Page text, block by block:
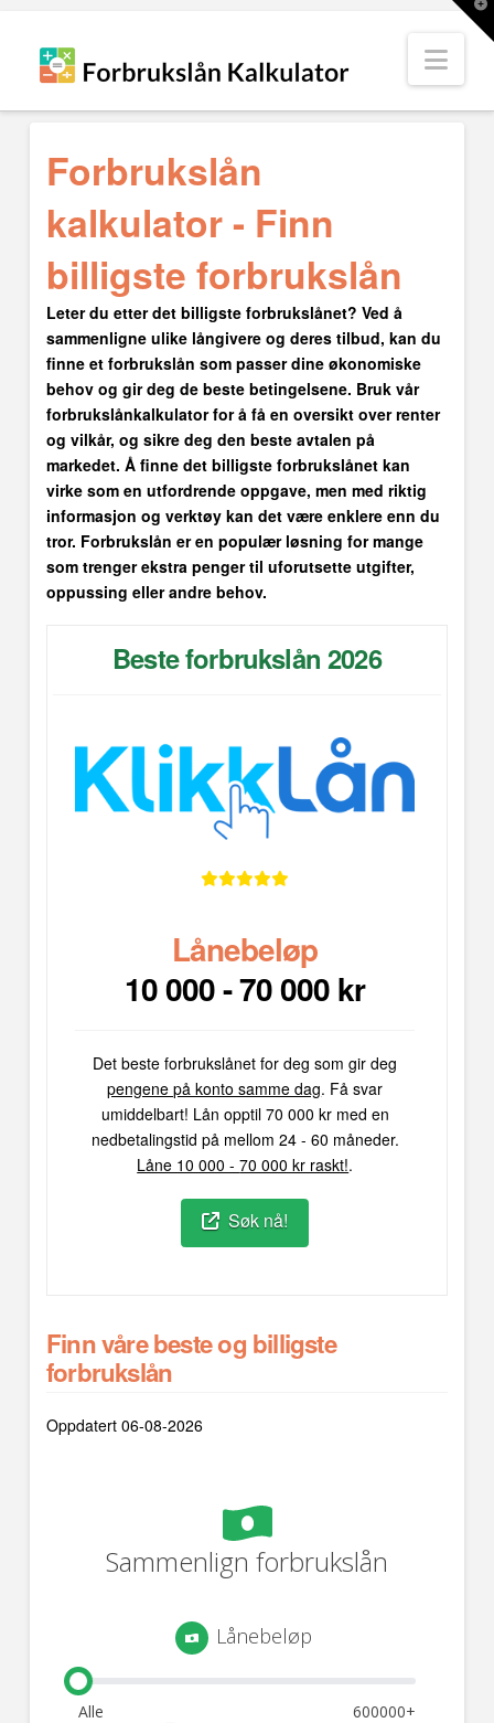
Forbrukslån
kalkulator - Finn
billigste forbrukslån
Leter du etter det billigste forbrukslånet? Ved å
sammenligne ulike långivere og deres tilbud, kan du
finne et forbrukslån som passer dine økonomiske
behov og gir deg de beste betingelsene. Bruk vår
forbrukslånkalkulator for å få en oversikt over renter
og vilkår, og sikre deg den beste avtalen på
markedet. Å finne det billigste forbrukslånet kan
virke som en utfordrende oppgave, men med riktig
informasjon og verktøy kan det være enklere enn du
tror. Forbrukslån er en populær løsning for mange
som trenger ekstra penger til uforutsette utgifter,
oppussing eller andre behov.
Beste forbrukslån 2026
Lånebeløp
10 000- 70 000 kr
Det beste forbrukslånet for deg som gir deg
pengene på konto samme dag. Få svar
umiddelbart! Lån opptil 70 000 kr med en
nedbetalingstid på mellom 24 - 60 måneder.
Låne 10 000 -70 000 kr raskt!.
Søk nå!
Finn våre beste og billigste
forbrukslån
Oppdatert 06-08-2026